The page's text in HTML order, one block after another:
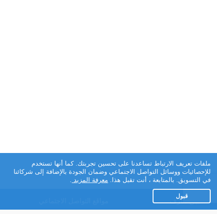
تطبيق تعارف
ملفات تعريف الارتباط تساعدنا على تحسين تجربتك. كما أنها تستخدم
للإحصائيات ووسائل التواصل الاجتماعي وضمان الجودة بالإضافة إلى شركائنا
في التسويق. بالمتابعة ، أنت تقبل هذا. معرفة المزيد .
قبول